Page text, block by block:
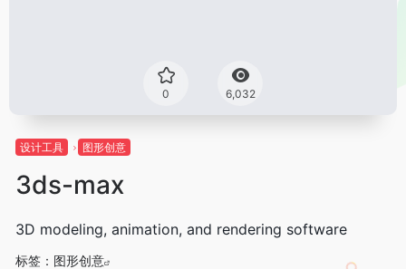
0 6,032
设计工具 图形创意
3ds-max
3D modeling, animation, and rendering software
标签： 图形创意